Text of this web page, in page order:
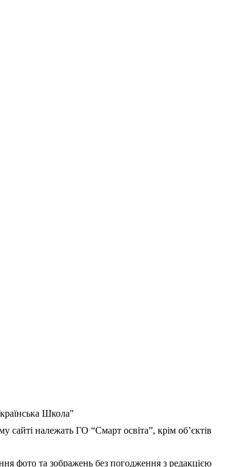
Школа"
сайті належать ГО “Смарт освіта”, крім об’єктів
фото та зображень без погодження з редакцією